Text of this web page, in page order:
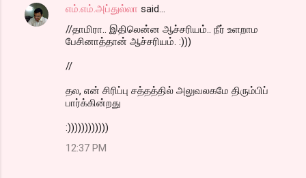
எம்.எம்.அப்துல்லா said…
//தாமிரா.. இதிலென்ன ஆச்சரியம்.. நீர் உளறாம
பேசினாத்தான் ஆச்சரியம். :)))
//
தல, என் சிரிப்பு சத்தத்தில் அலுவலகமே திரும்பிப்
பார்க்கின்றது
:))))))))))))
12:37 PM